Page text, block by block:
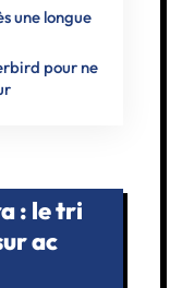
une longue
pour ne
: le tri
ac